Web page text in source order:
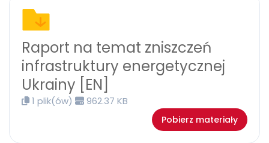
Raport na temat zniszczeń
infrastruktury energetycznej
Ukrainy [EN]
1 plik(ów) 962.37 KB
Pobierz materiały